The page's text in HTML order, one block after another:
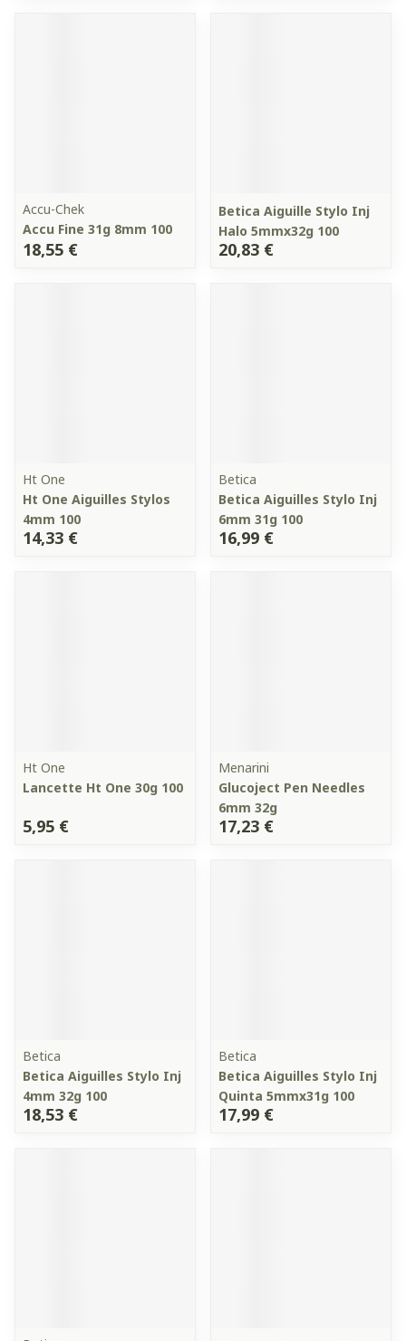
Accu-Chek
Accu Fine 31g 8mm 100
18,55 €
Betica Aiguille Stylo Inj
Halo 5mmx32g 100
20,83 €
Ht One
Ht One Aiguilles Stylos
4mm 100
14,33 €
Betica
Betica Aiguilles Stylo Inj
6mm 31g 100
16,99 €
Ht One
Lancette Ht One 30g 100
5,95 €
Menarini
Glucoject Pen Needles
6mm 32g
17,23 €
Betica
Betica Aiguilles Stylo Inj
4mm 32g 100
18,53 €
Betica
Betica Aiguilles Stylo Inj
Quinta 5mmx31g 100
17,99 €